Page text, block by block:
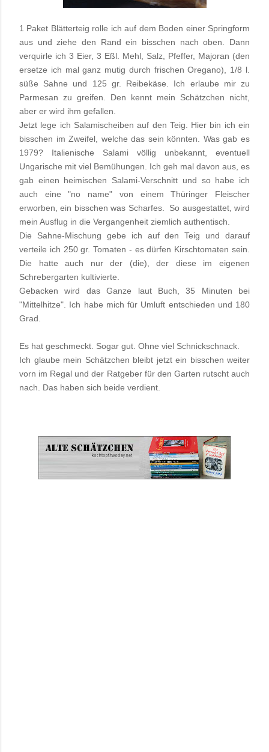
1 Paket Blätterteig rolle ich auf dem Boden einer Springform
aus und ziehe den Rand ein bisschen nach oben. Dann
verquirle ich 3 Eier, 3 Eßl. Mehl, Salz, Pfeffer, Majoran (den
ersetze ich mal ganz mutig durch frischen Oregano), 1/8 l.
süße Sahne und 125 gr. Reibekäse. Ich erlaube mir zu
Parmesan zu greifen. Den kennt mein Schätzchen nicht,
aber er wird ihm gefallen.
Jetzt lege ich Salamischeiben auf den Teig. Hier bin ich ein
bisschen im Zweifel, welche das sein könnten. Was gab es
1979? Italienische Salami völlig unbekannt, eventuell
Ungarische mit viel Bemühungen. Ich geh mal davon aus, es
gab einen heimischen Salami-Verschnitt und so habe ich
auch eine "no name" von einem Thüringer Fleischer
erworben, ein bisschen was Scharfes.
So ausgestattet, wird
mein Ausflug in die Vergangenheit ziemlich authentisch.
Die Sahne-Mischung gebe ich auf den Teig und darauf
verteile ich 250 gr. Tomaten - es dürfen Kirschtomaten sein.
Die hatte auch nur der (die), der diese im eigenen
Schrebergarten kultivierte.
Gebacken wird das Ganze laut Buch, 35 Minuten bei
"Mittelhitze". Ich habe mich für Umluft entschieden und 180
Grad.
Es hat geschmeckt. Sogar gut. Ohne viel Schnickschnack.
Ich glaube mein Schätzchen bleibt jetzt ein bisschen weiter
vorn im Regal und der Ratgeber für den Garten rutscht auch
nach. Das haben sich beide verdient.